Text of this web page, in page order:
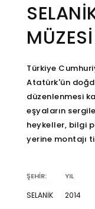
MÜZESİ
Türkiye
Atatürk'ün
düzenlenmesi
eşyaların
heykeller, bilgi
yerine montajı
ŞEHİR:
SELANIK
YIL
2014